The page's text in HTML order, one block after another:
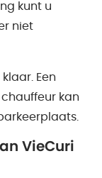
kunt u
niet
Een
kan
VieCuri